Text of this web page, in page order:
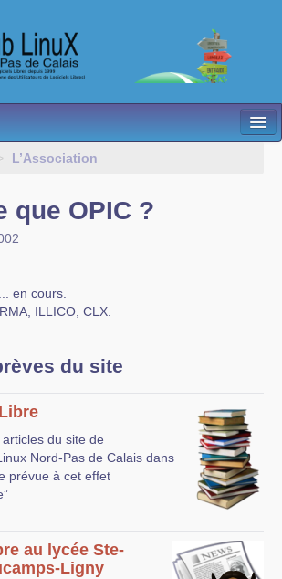
L’Association
que OPIC ?
en cours.
ILLICO, CLX.
du site
du site de
Nord-Pas de Calais dans
prévue à cet effet
au lycée Ste-
Ligny